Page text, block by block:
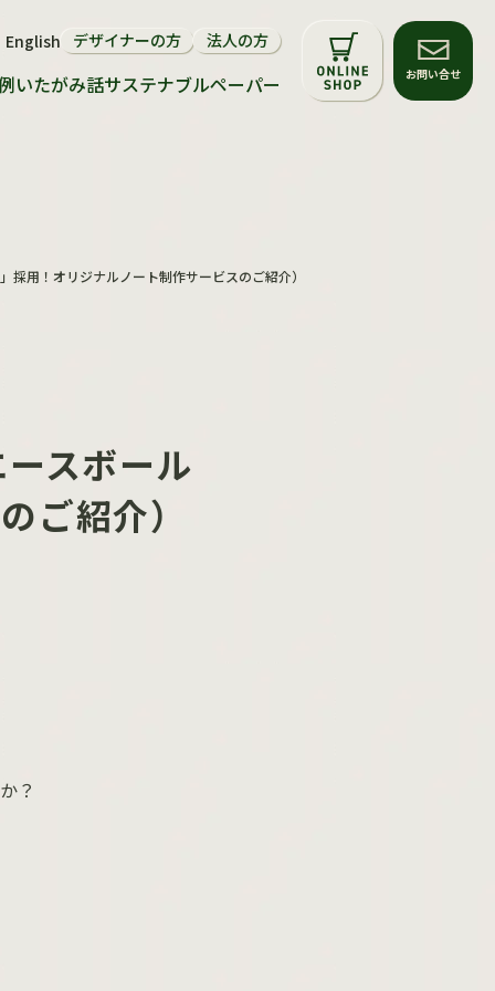
サステナビリティについて
English デザイナーの方 法人の方
いたがみ話サステナブルペーパー お問い合せ
用！オリジナルノート制作サービスのご紹介）
スボール
ご紹介）
？